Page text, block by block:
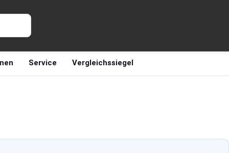
Service Vergleichssiegel